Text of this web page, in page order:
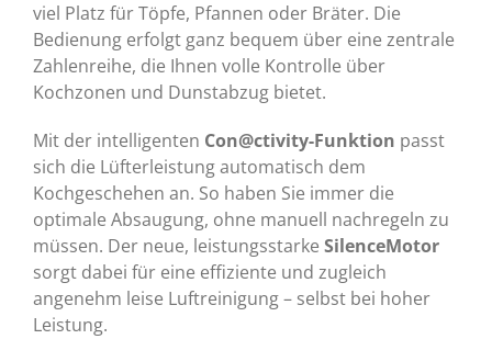
viel Platz für Töpfe, Pfannen oder Bräter. Die
Bedienung erfolgt ganz bequem über eine zentrale
Zahlenreihe, die Ihnen volle Kontrolle über
Kochzonen und Dunstabzug bietet.
Mit der intelligenten Con@ctivity-Funktion passt
sich die Lüfterleistung automatisch dem
Kochgeschehen an. So haben Sie immer die
optimale Absaugung, ohne manuell nachregeln zu
müssen. Der neue, leistungsstarke SilenceMotor
sorgt dabei für eine effiziente und zugleich
angenehm leise Luftreinigung – selbst bei hoher
Leistung.